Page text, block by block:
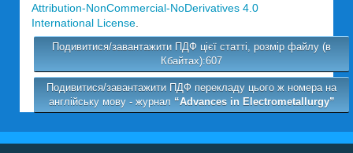
Attribution-NonCommercial-NoDerivatives 4.0
International License
Подивитися/завантажити ПДФ цієї статті, розмір файлу (в
Кбайтах):607
Подивитися/завантажити ПДФ перекладу цього ж номера на
англійську мову - журнал “Advances in Electrometallurgy”